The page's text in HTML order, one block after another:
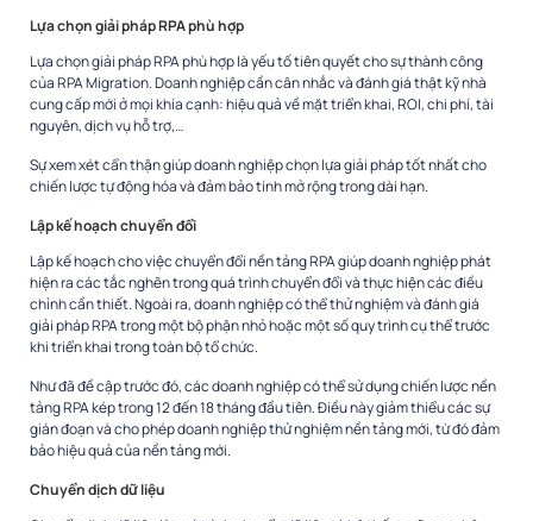
Lựa chọn giải pháp RPA phù hợp
Lựa chọn giải pháp RPA phù hợp là yếu tố tiên quyết cho sự thành công
của RPA Migration.Doanh nghiệp cần cân nhắc và đánh giá thật kỹ nhà
cung cấp mới ở mọi khía cạnh: hiệu quả về mặt triển khai, ROI, chi phí, tài
nguyên, dịch vụ hỗ trợ,…
Sự xem xét cẩn thận giúp doanh nghiệp chọn lựa giải pháp tốt nhất cho
chiến lược tự động hóa và đảm bảo tính mở rộng trong dài hạn.
Lập kế hoạch chuyển đổi
Lập kế hoạch cho việc chuyển đổi nền tảng RPA giúp doanh nghiệp phát
hiện ra các tắc nghẽn trong quá trình chuyển đổi và thực hiện các điều
chỉnh cần thiết. Ngoài ra, doanh nghiệp có thể thử nghiệm và đánh giá
giải pháp RPA trong một bộ phận nhỏ hoặc một số quy trình cụ thể trước
khi triển khai trong toàn bộ tổ chức.
Như đã đề cập trước đó, các doanh nghiệp có thể sử dụng chiến lược nền
tảng RPA kép trong 12 đến 18 tháng đầu tiên. Điều này giảm thiểu các sự
gián đoạn và cho phép doanh nghiệp thử nghiệm nền tảng mới, từ đó đảm
bảo hiệu quả của nền tảng mới.
Chuyển dịch dữ liệu